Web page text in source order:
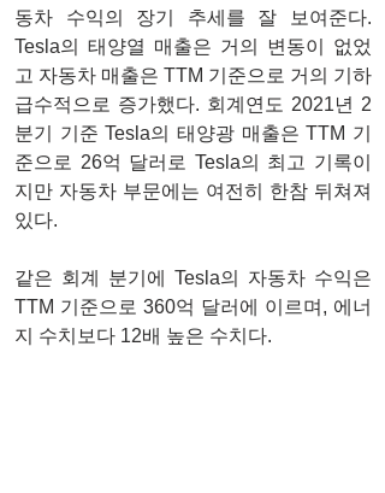
동차 수익의 장기 추세를 잘 보여준다.
Tesla의 태양열 매출은 거의 변동이 없었
고 자동차 매출은 TTM 기준으로 거의 기하
급수적으로 증가했다. 회계연도 2021년 2
분기 기준 Tesla의 태양광 매출은 TTM 기
준으로 26억 달러로 Tesla의 최고 기록이
지만 자동차 부문에는 여전히 한참 뒤쳐져
있다.
같은 회계 분기에 Tesla의 자동차 수익은
TTM 기준으로 360억 달러에 이르며, 에너
지 수치보다 12배 높은 수치다.